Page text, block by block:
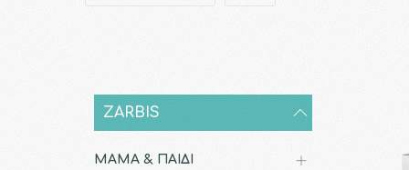
ZARBIS
ΜΑΜΑ & ΠΑΙΔΙ